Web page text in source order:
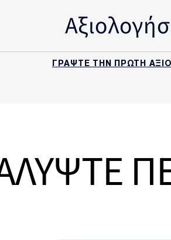
ΓΡΑΨΤΕ ΤΗΝ ΠΡΩΤΗ